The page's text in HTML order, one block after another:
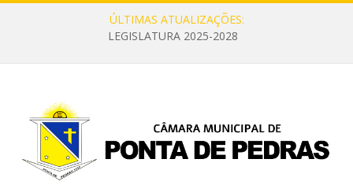
ÚLTIMAS ATUALIZAÇÕES:
LEGISLATURA 2025-2028